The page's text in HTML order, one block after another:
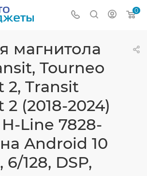
0
магнитола
Tourneo
2, Transit
(2018-2024)
Line 7828-
Android 10
6/128, DSP,